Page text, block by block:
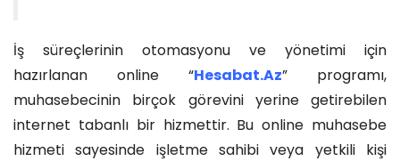
İş süreçlerinin otomasyonu ve yönetimi için
hazırlanan online “Hesabat.Az” programı,
muhasebecinin birçok görevini yerine getirebilen
internet tabanlı bir hizmettir. Bu online muhasebe
hizmeti sayesinde işletme sahibi veya yetkili kişi